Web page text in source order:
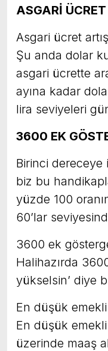
ASGARİ
Asgari ücret
Şu anda dolar
asgari ücrette
ayına kadar
lira seviyeleri
3600 EK
Birinci dereceye
biz bu
yüzde 100
60’lar
3600 ek
Halihazırda
yükselsin’ diye
En düşük
En düşük
üzerinde maaş